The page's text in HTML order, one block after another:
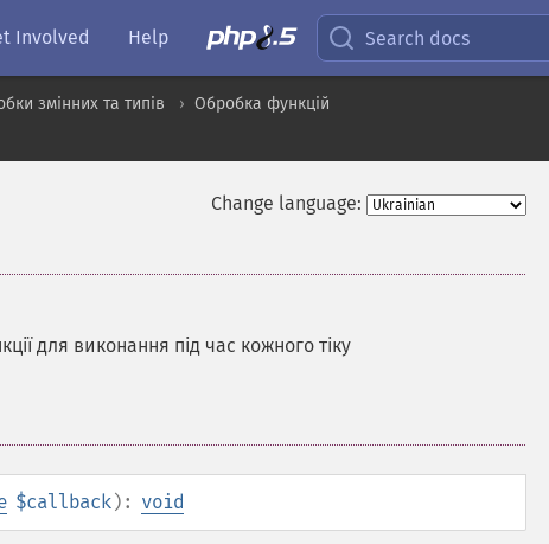
Involved Help Search docs
змінних та типів
Обробка функцій
Change language:
для виконання під час кожного тіку
$callback): void